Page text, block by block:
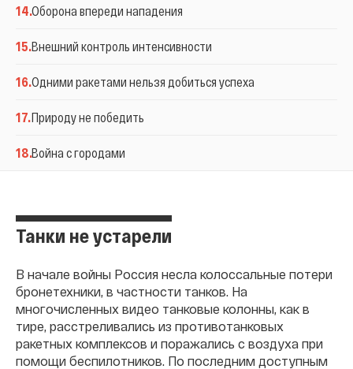
14.Оборона впереди нападения
15.Внешний контроль интенсивности
16.Одними ракетами нельзя добиться успеха
17.Природу не победить
18.Война с городами
Танки не устарели
В начале войны Россия несла колоссальные потери
бронетехники, в частности танков. На
многочисленных видео танковые колонны, как в
тире, расстреливались из противотанковых
ракетных комплексов и поражались с воздуха при
помощи беспилотников. По последним доступным